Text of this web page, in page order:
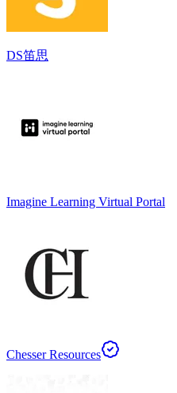
DS笛思
Imagine Learning Virtual Portal
Chesser Resources